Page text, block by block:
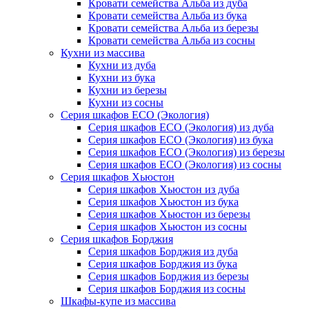
Кровати семейства Альба из дуба
Кровати семейства Альба из бука
Кровати семейства Альба из березы
Кровати семейства Альба из сосны
Кухни из массива
Кухни из дуба
Кухни из бука
Кухни из березы
Кухни из сосны
Серия шкафов ECO (Экология)
Серия шкафов ECO (Экология) из дуба
Серия шкафов ECO (Экология) из бука
Серия шкафов ECO (Экология) из березы
Серия шкафов ECO (Экология) из сосны
Серия шкафов Хьюстон
Серия шкафов Хьюстон из дуба
Серия шкафов Хьюстон из бука
Серия шкафов Хьюстон из березы
Серия шкафов Хьюстон из сосны
Серия шкафов Борджия
Серия шкафов Борджия из дуба
Серия шкафов Борджия из бука
Серия шкафов Борджия из березы
Серия шкафов Борджия из сосны
Шкафы-купе из массива